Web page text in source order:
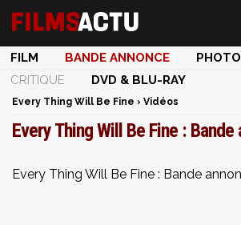
FILM BANDE ANNONCE
CRITIQUE
DVD & BLU-RAY
Every Thing Will Be Fine › Vidéos
Every Thing Will Be Fine : Bande
Every Thing Will Be Fine : Bande